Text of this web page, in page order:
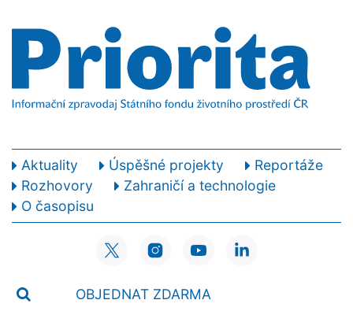
Aktuality Úspěšné projekty
Reportáže
Rozhovory
Zahraničí a technologie
O časopisu
OBJEDNAT ZDARMA